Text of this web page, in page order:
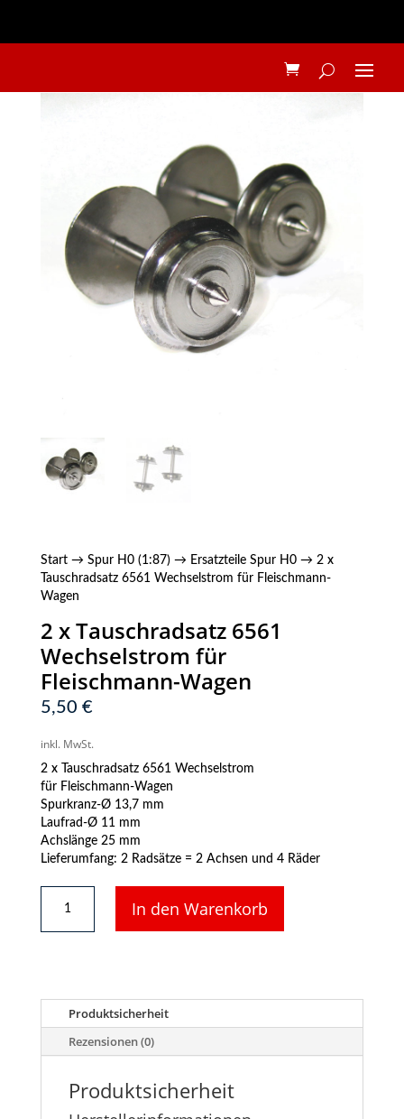
Start→ Spur H0 (1:87)→ Ersatzteile Spur H0→ 2 x
Tauschradsatz 6561 Wechselstrom für Fleischmann-
Wagen
2 x Tauschradsatz 6561
Wechselstrom für
Fleischmann-Wagen
5,50 €
inkl. MwSt.
2 x Tauschradsatz 6561 Wechselstrom
für Fleischmann-Wagen
Spurkranz-Ø 13,7 mm
Laufrad-Ø 11 mm
Achslänge 25 mm
Lieferumfang: 2 Radsätze = 2 Achsen und 4 Räder
Tauschradsatz
Fleischmann-
Wagen
Menge
In den Warenkorb
Produktsicherheit
Rezensionen (0)
Produktsicherheit